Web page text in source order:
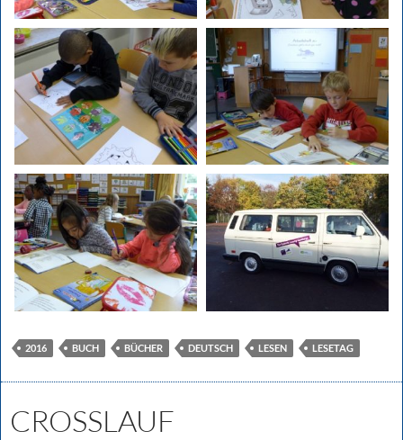
2016 BUCH BÜCHER DEUTSCH LESEN LESETAG
CROSSLAUF